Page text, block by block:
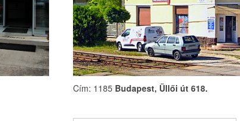
Cím: 1185 Budapest, Üllői út 618.